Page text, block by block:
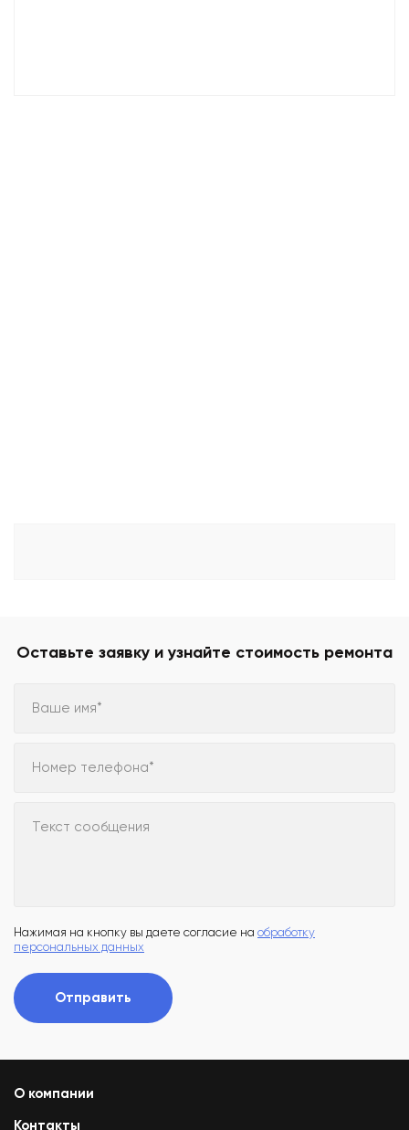
Оставьте заявку и узнайте стоимость ремонта
Ваше имя*
Номер телефона*
Текст сообщения
Нажимая на кнопку вы даете согласие на обработку
персональных данных
Отправить
О компании
Контакты